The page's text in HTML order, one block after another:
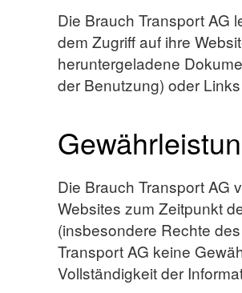
Die Brauch Transport AG
dem Zugriff auf ihre
heruntergeladene
der Benutzung) oder
Die Brauch Transport AG
Websites zum Zeitpunkt
(insbesondere Rechte
Transport AG keine
Vollständigkeit der